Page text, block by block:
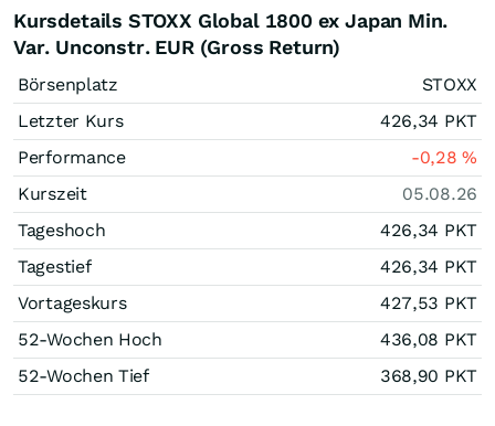
Kursdetails STOXX Global 1800 ex Japan Min.
Var. Unconstr. EUR (Gross Return)
Börsenplatz
STOXX
Letzter Kurs
426,34 PKT
Performance
-0,28%
Kurszeit
05.08.26
Tageshoch
426,34 PKT
Tagestief
426,34 PKT
Vortageskurs
427,53 PKT
52-Wochen Hoch
436,08 PKT
52-Wochen Tief
368,90 PKT